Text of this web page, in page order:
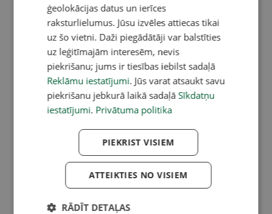
ģeolokācijas datus un ierīces
raksturlielumus. Jūsu izvēles attiecas tikai
uz šo vietni. Daži piegādātāji var balstīties
uz leģitīmajām interesēm, nevis
piekrišanu; jums ir tiesības iebilst sadaļā
Reklāmu iestatījumi. Jūs varat atsaukt savu
piekrišanu jebkurā laikā sadaļā Sīkdatņu
iestatījumi. Privātuma politika
PIEKRIST VISIEM
ATTEIKTIES NO VISIEM
RĀDĪT DETAĻAS